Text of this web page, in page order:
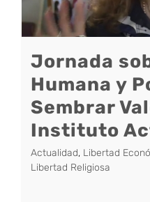
Jornada
Humana y
Sembrar
Instituto
Actualidad, Libertad
Libertad Religiosa